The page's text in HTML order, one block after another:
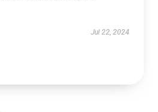
Jul 22, 2024